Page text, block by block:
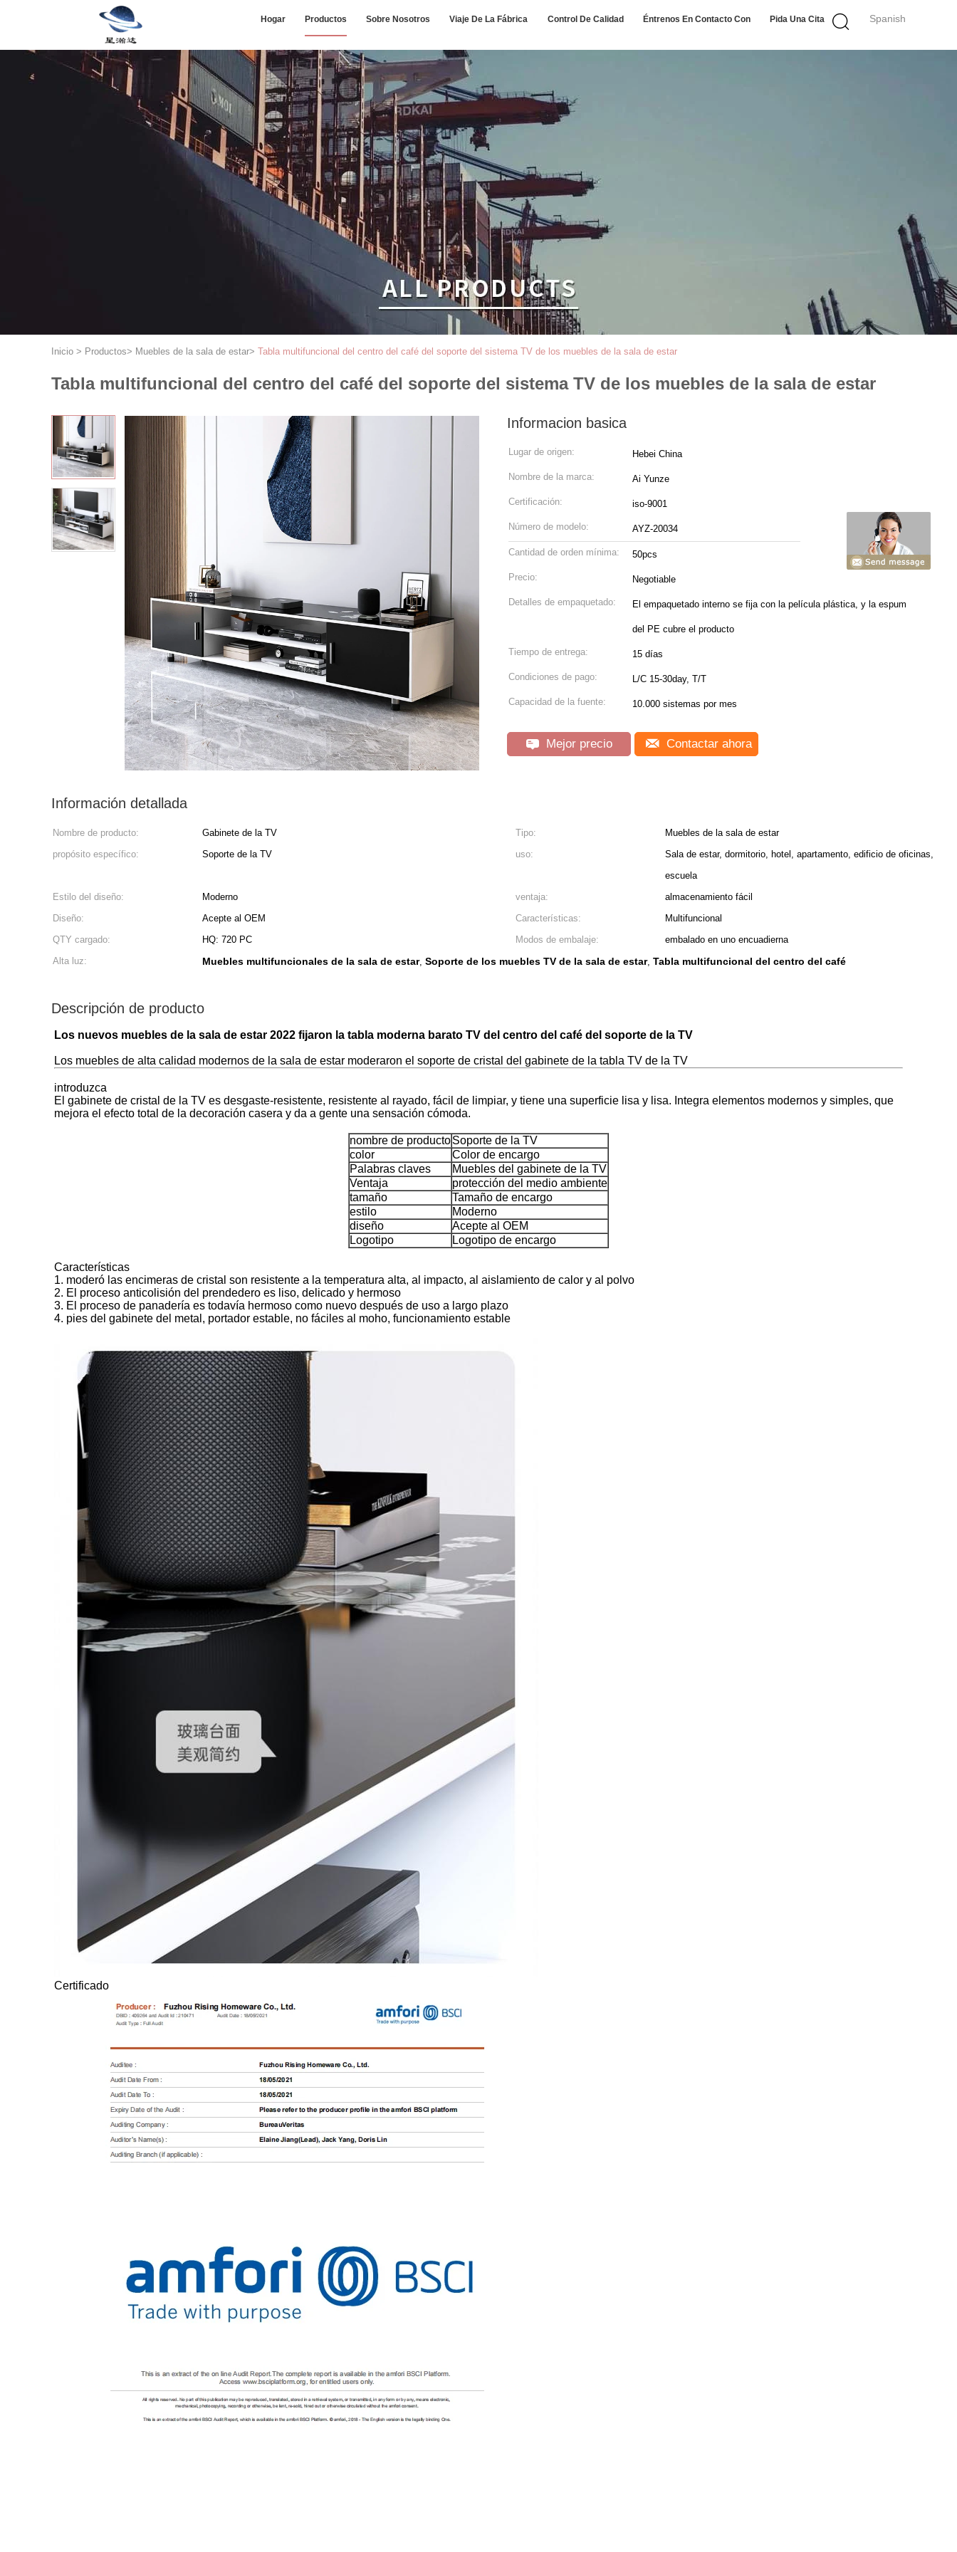
Spanish
Hogar Productos Sobre Nosotros Viaje De La Fábrica Control De Calidad Éntrenos En Contacto Con Pida Una Cita
Inicio > Productos> Muebles de la sala de estar> Tabla multifuncional del centro del café del soporte del sistema TV de los muebles de la sala de estar
Tabla multifuncional del centro del café del soporte del sistema TV de los muebles de la sala de estar
Informacion basica
Lugar de origen: Hebei China
Nombre de la marca: Ai Yunze
Certificación: iso-9001
Número de modelo: AYZ-20034
Cantidad de orden mínima: 50pcs
Precio: Negotiable
Detalles de empaquetado: El empaquetado interno se fija con la película plástica, y la espuma
del PE cubre el producto
Tiempo de entrega: 15 días
Condiciones de pago: L/C 15-30day, T/T
Capacidad de la fuente: 10.000 sistemas por mes
Mejor precio Contactar ahora
Información detallada
Nombre de producto: Gabinete de la TV Tipo:
Muebles de la sala de estar
propósito específico:
Soporte de la TV uso:
Sala de estar, dormitorio, hotel, apartamento, edificio de oficinas,
escuela
Estilo del diseño:
Moderno ventaja:
almacenamiento fácil
Diseño:
Acepte al OEM Características:
Multifuncional
QTY cargado:
HQ: 720 PC Modos de embalaje:
embalado en uno encuadierna
Alta luz:
Muebles multifuncionales de la sala de estar, Soporte de los muebles TV de la sala de estar, Tabla multifuncional del centro del café
Descripción de producto
Los nuevos muebles de la sala de estar 2022 fijaron la tabla moderna barato TV del centro del café del soporte de la TV
Los muebles de alta calidad modernos de la sala de estar moderaron el soporte de cristal del gabinete de la tabla TV de la TV
introduzca
El gabinete de cristal de la TV es desgaste-resistente, resistente al rayado, fácil de limpiar, y tiene una superficie lisa y lisa. Integra elementos modernos y simples, que
mejora el efecto total de la decoración casera y da a gente una sensación cómoda.
nombre de productoSoporte de la TV
color
Color de encargo
Palabras claves
Muebles del gabinete de la TV
Ventaja
protección del medio ambiente
tamaño
Tamaño de encargo
estilo
Moderno
diseño
Acepte al OEM
Logotipo
Logotipo de encargo
Características
1. moderó las encimeras de cristal son resistente a la temperatura alta, al impacto, al aislamiento de calor y al polvo
2. El proceso anticolisión del prendedero es liso, delicado y hermoso
3. El proceso de panadería es todavía hermoso como nuevo después de uso a largo plazo
4. pies del gabinete del metal, portador estable, no fáciles al moho, funcionamiento estable
Certificado